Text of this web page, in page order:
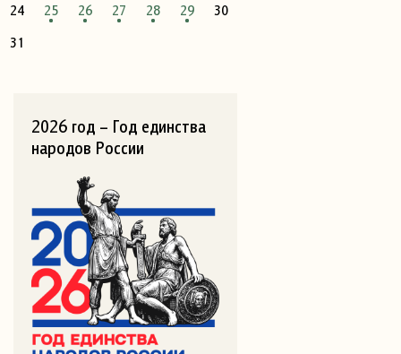
24
25 26 27 28 29
30
31
2026 год – Год единства
народов России